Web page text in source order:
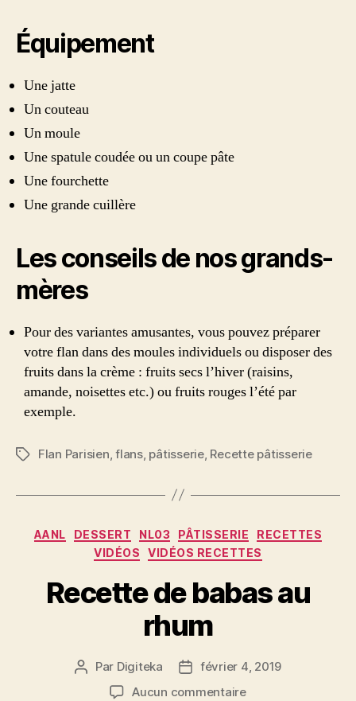
Équipement
Une jatte
Un couteau
Un moule
Une spatule coudée ou un coupe pâte
Une fourchette
Une grande cuillère
Les conseils de nos grands-
mères
Pour des variantes amusantes, vous pouvez préparer
votre flan dans des moules individuels ou disposer des
fruits dans la crème : fruits secs l’hiver (raisins,
amande, noisettes etc.) ou fruits rouges l’été par
exemple.
Étiquettes
Flan Parisien ,flans, pâtisserie, Recette pâtisserie
Catégories
AANL DESSERT NL03 PÂTISSERIE
RECETTES
VIDÉOS
VIDÉOS RECETTES
Recette de babas au
rhum
Auteur
Par Digiteka
Datefévrier 4, 2019
Aucun commentairesur